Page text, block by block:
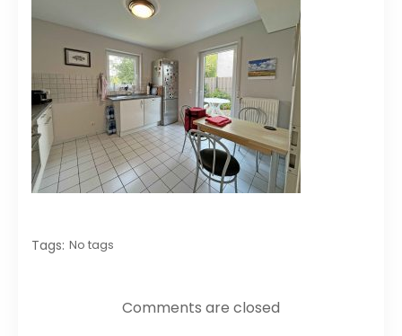
Tags: No tags
Comments are closed